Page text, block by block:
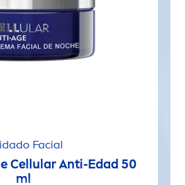
Facial
CellularAnti-Edad 50
ml